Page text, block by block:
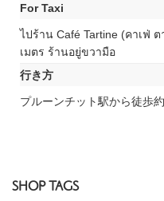
For Taxi
ไปร้าน Café Tartine (คาเฟ่
เมตร ร้านอยู่ขวามือ
行き方
プルーンチット駅から徒歩
SHOP TAGS